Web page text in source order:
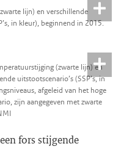
lijn) en verschillende
in kleur), beginnend in 2015.
(zwarte lijn) en
uitstootscenario’s (SSP’s, in
afgeleid van het hoge
zijn aangegeven met zwarte
fors stijgende